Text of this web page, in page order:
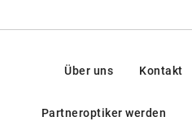
Über uns Kontakt
Partneroptiker werden